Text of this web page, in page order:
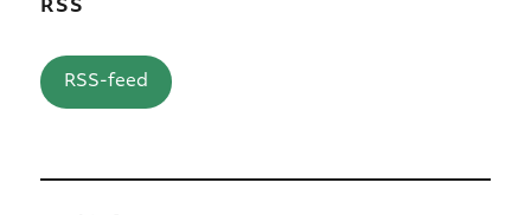
RSS
RSS-feed